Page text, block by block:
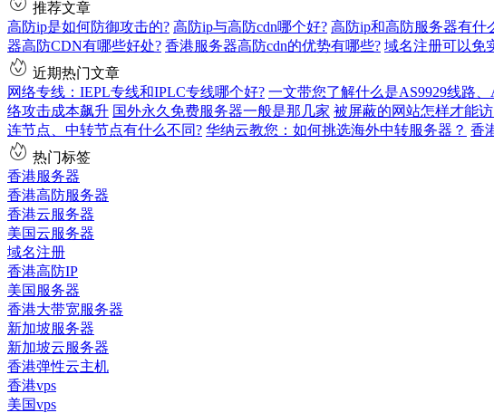
推荐文章
高防ip是如何防御攻击的? 高防ip与高防cdn哪个好? 高防ip和高防服务器有什
器高防CDN有哪些好处? 香港服务器高防cdn的优势有哪些? 域名注册可以免
近期热门文章
网络专线：IEPL专线和IPLC专线哪个好? 一文带您了解什么是AS9929线路
络攻击成本飙升 国外永久免费服务器一般是那几家 被屏蔽的网站怎样才能
连节点、中转节点有什么不同? 华纳云教您：如何挑选海外中转服务器？ 
热门标签
香港服务器
香港高防服务器
香港云服务器
美国云服务器
域名注册
香港高防IP
美国服务器
香港大带宽服务器
新加坡服务器
新加坡云服务器
香港弹性云主机
香港vps
美国vps